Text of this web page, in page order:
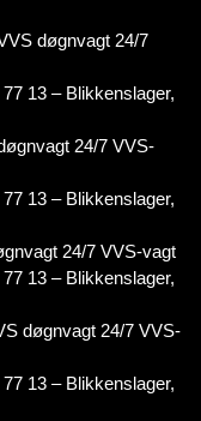
døgnvagt 24/7
13 – Blikkenslager,
24/7 VVS-
13 – Blikkenslager,
24/7 VVS-vagt
13 – Blikkenslager,
døgnvagt 24/7 VVS-
13 – Blikkenslager,